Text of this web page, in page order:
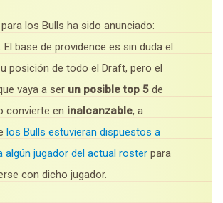
los Bulls ha sido anunciado:
. El base de providence es sin duda el
posición de todo el Draft, pero el
vaya a ser un posible top 5 de
convierte en inalcanzable, a
los Bulls estuvieran dispuestos a
algún jugador del actual roster para
con dicho jugador.